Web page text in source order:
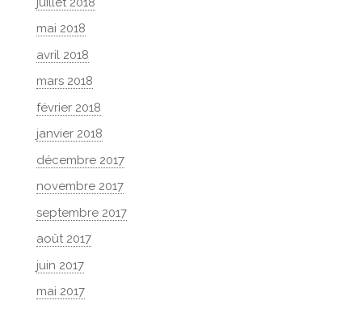
mai 2018
avril 2018
mars 2018
février 2018
janvier 2018
décembre 2017
novembre 2017
septembre 2017
août 2017
juin 2017
mai 2017